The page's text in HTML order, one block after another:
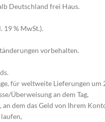
Deutschland frei Haus.
19 % MwSt.).
vorbehalten.
für weltweite Lieferungen um
Überweisung an dem Tag,
an dem das Geld von Ihrem